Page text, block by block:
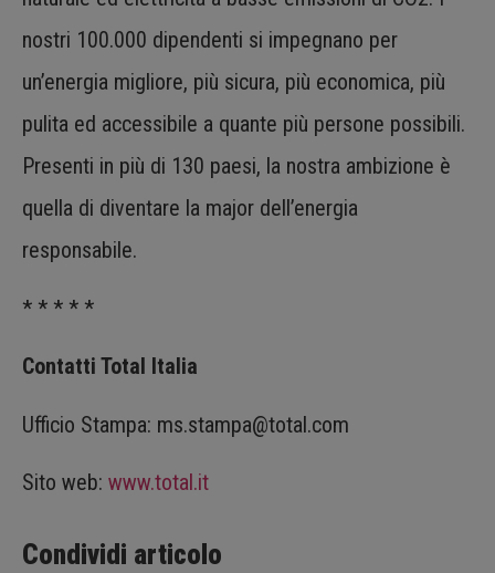
nostri 100.000 dipendenti si impegnano per
un’energia migliore, più sicura, più economica, più
pulita ed accessibile a quante più persone possibili.
Presenti in più di 130 paesi, la nostra ambizione è
quella di diventare la major dell’energia
responsabile.
* * * * *
Contatti Total Italia
Ufficio Stampa: ms.stampa@total.com
Sito web: www.total.it
Condividi articolo